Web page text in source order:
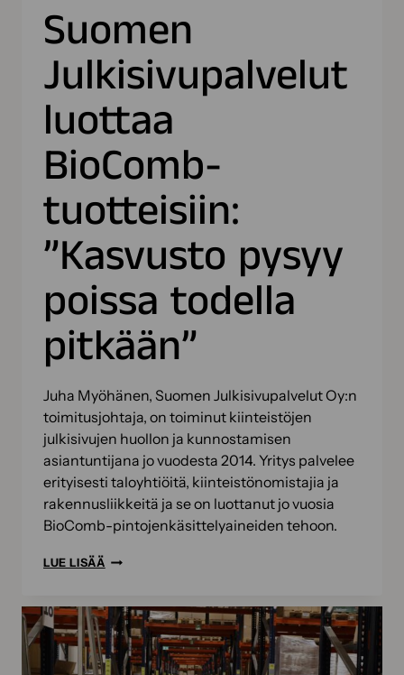
Suomen
Julkisivupalvelut
luottaa
BioComb-
tuotteisiin:
”Kasvusto pysyy
poissa todella
pitkään”
Juha Myöhänen, Suomen Julkisivupalvelut Oy:n
toimitusjohtaja, on toiminut kiinteistöjen
julkisivujen huollon ja kunnostamisen
asiantuntijana jo vuodesta 2014. Yritys palvelee
erityisesti taloyhtiöitä, kiinteistönomistajia ja
rakennusliikkeitä ja se on luottanut jo vuosia
BioComb-pintojenkäsittelyaineiden tehoon.
LUE LISÄÄ SUOMEN
LUOTTAA
BIOCOMB-
TUOTTEISIIN:
”KASVUSTO